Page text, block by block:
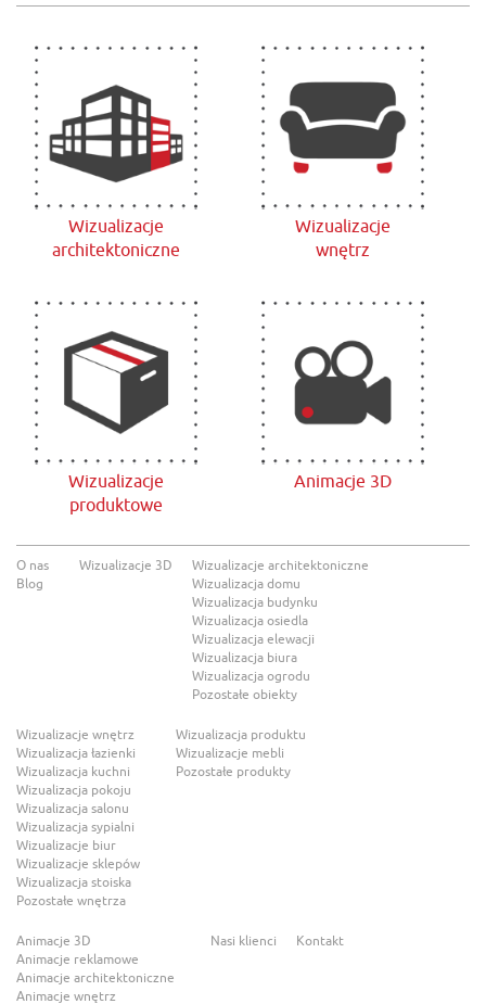
Wizualizacje
architektoniczne
Wizualizacje
wnętrz
Wizualizacje
produktowe
Animacje 3D
O nas
Blog
Wizualizacje 3D
Wizualizacje architektoniczne
Wizualizacja domu
Wizualizacja budynku
Wizualizacja osiedla
Wizualizacja elewacji
Wizualizacja biura
Wizualizacja ogrodu
Pozostałe obiekty
Wizualizacje wnętrz
Wizualizacja łazienki
Wizualizacja kuchni
Wizualizacja pokoju
Wizualizacja salonu
Wizualizacja sypialni
Wizualizacje biur
Wizualizacje sklepów
Wizualizacja stoiska
Pozostałe wnętrza
Wizualizacja produktu
Wizualizacje mebli
Pozostałe produkty
Animacje 3D
Animacje reklamowe
Animacje architektoniczne
Animacje wnętrz
Nasi klienci Kontakt